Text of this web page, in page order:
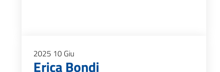
2025 10 Giu
Erica Bondi